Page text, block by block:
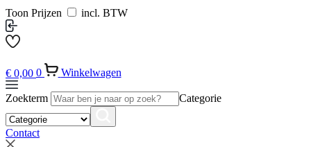
Toon Prijzen incl. BTW
€ 0,00 0 Winkelwagen
Zoekterm Categorie
Contact